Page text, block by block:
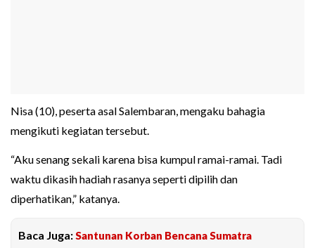
Nisa (10), peserta asal Salembaran, mengaku bahagia
mengikuti kegiatan tersebut.
“Aku senang sekali karena bisa kumpul ramai-ramai. Tadi
waktu dikasih hadiah rasanya seperti dipilih dan
diperhatikan,” katanya.
Baca Juga:Santunan Korban Bencana Sumatra